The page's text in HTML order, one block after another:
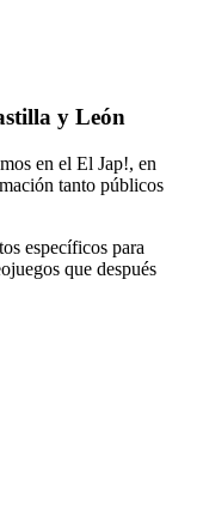
y León
en el El Jap!, en
tanto públicos
específicos para
que después